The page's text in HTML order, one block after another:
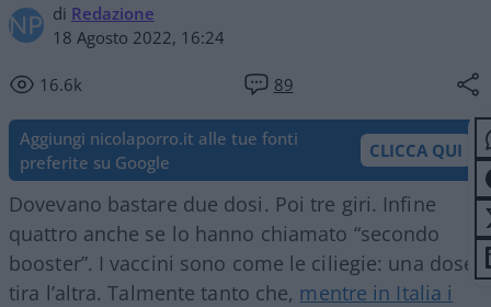
di Redazione
18 Agosto 2022, 16:24
16.6k 89
Aggiungi nicolaporro.it alle tue fonti
preferite su Google
CLICCA QUI
Dovevano bastare due dosi. Poi tre giri. Infine
quattro anche se lo hanno chiamato “secondo
booster”. I vaccini sono come le ciliegie: una dose
tira l’altra. Talmente tanto che, mentre in Italia i